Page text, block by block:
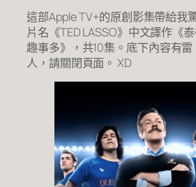
這部Apple TV+的原創影集帶給我
片名《TED LASSO》中文譯作《
趣事多》，共10集。底下內容有
人，請關閉頁面。 XD